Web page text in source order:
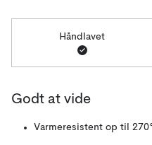
Håndlavet
Godt at vide
Varmeresistent op til